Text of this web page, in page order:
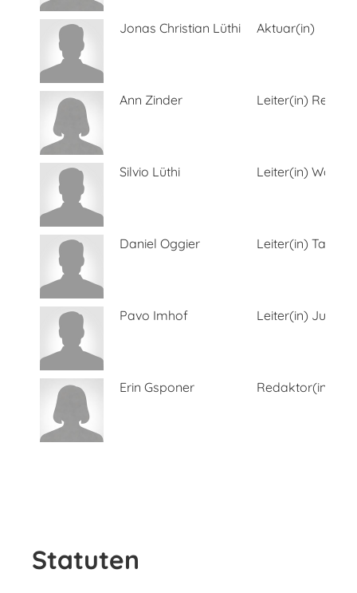
Jonas Christian Lüthi Aktuar(in)
Ann Zinder Leiter(in)
Silvio Lüthi Leiter(in)
Daniel Oggier Leiter(in)
Pavo Imhof Leiter(in) Jugend
Erin Gsponer Redaktor(in)
Statuten